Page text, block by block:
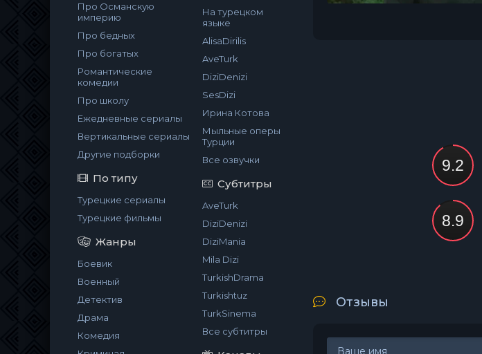
Про Османскую
империю
Про бедных
Про богатых
Романтические
комедии
Про школу
Ежедневные сериалы
Вертикальные сериалы
Другие подборки
По типу
Турецкие сериалы
Турецкие фильмы
Жанры
Боевик
Военный
Детектив
Драма
Комедия
На турецком
языке
AlisaDirilis
AveTurk
DiziDenizi
SesDizi
Ирина Котова
Мыльные оперы
Турции
Все озвучки
Субтитры
AveTurk
DiziDenizi
DiziMania
Mila Dizi
TurkishDrama
Turkishtuz
TurkSinema
Все субтитры
Отзывы